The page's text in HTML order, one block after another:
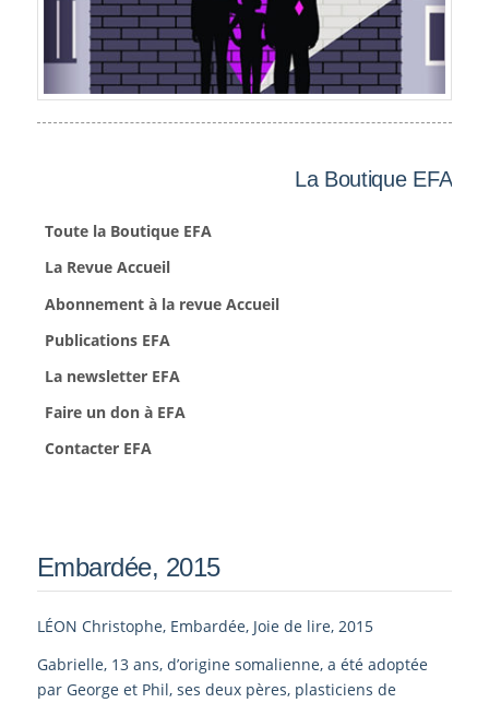
La Boutique EFA
Toute la Boutique EFA
La Revue Accueil
Abonnement à la revue Accueil
Publications EFA
La newsletter EFA
Faire un don à EFA
Contacter EFA
Embardée, 2015
LÉON Christophe, Embardée, Joie de lire, 2015
Gabrielle, 13 ans, d’origine somalienne, a été adoptée
par George et Phil, ses deux pères, plasticiens de